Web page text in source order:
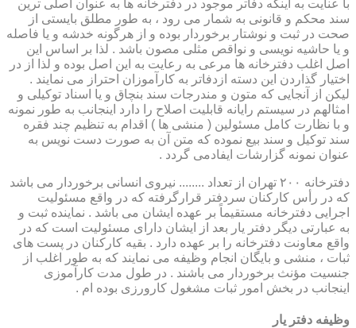
با عنایت به اینکه دفاتر موجود در دفترخانه ها به عنوان اصلی ترین
سند محکم و قانونی به شمار می رود ، به طور مطلق بایستی از
صحت در ثبت و نوشتار برخوردار بوده و از هرگونه خدشه و یا فاصله
و یا حاشیه نویسی و نواقص مثلی مصون باشد . لذا بر اساس این
اصل اغلب دفترخانه ها مرعی به رعایت به این اصل بوده و لذا از در
اختیار گذاردن این دسته ازدفاتر به کارآموزان احتراز می نمایند .
لیکن از آنجایی که متون و مندرجات سند بنچاق و یا اسناد توکیلی و
امثالهم در سیستم رایانه قابلیت اصلاح را دارد اینجانب به طور نمونه
و با نظارت کامل مسئولین ( منشی ها ) اقدام به تنظیم چند فقره
سند توکیل و سند بیع نموده که متن آن به صورت دست نویس به
عنوان نمونه گزارشات ایفادمی گردد .
دفترخانه ۲۰۰ تهران از تعداد ........ نیروی انسانی برخوردار می باشد
که در رأس کارکنان سردفتر قرارگرفته که در واقع مسئولیت
اجرایی دفترخانه مستقیماً بر عهده ایشان می باشد . نماینده ثبت و
به عبارتی دیگر دفتر یار بعد از ایشان دارای مسئولیت است که در
واقع معاونت دفترخانه را بر عهده دارد . بقیه کارکنان در پست های
ثبات ، منشی و بایگان انجام وظیفه می نمایند که به طور اغلب از
جنسیت مؤنث برخوردار می باشند . در طول مدت کارآموزی
اینجانب در بخش امور ثبات مشغول کارورزی بوده ام .
وظیفه دفتر یار